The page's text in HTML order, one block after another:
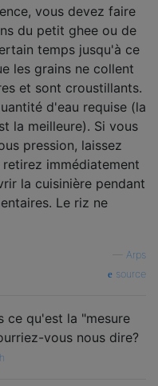
vous devez faire
du petit ghee ou de
temps jusqu'à ce
les grains ne collent
et sont croustillants.
d'eau requise (la
la meilleure). Si vous
pression, laissez
immédiatement
la cuisinière pendant
Le riz ne
Arps
source
ce qu'est la "mesure
vous nous dire?